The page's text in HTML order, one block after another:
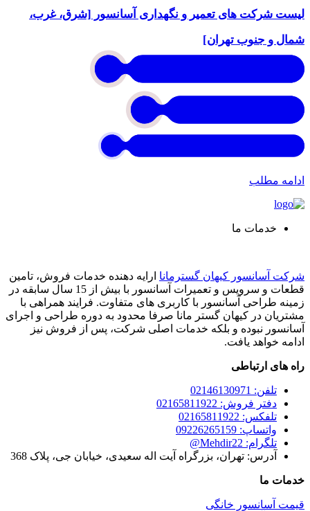
لیست شرکت های تعمیر و نگهداری آسانسور [شرق، غرب،
شمال و جنوب تهران]
ادامه مطلب
خدمات ما
شرکت آسانسور کیهان گسترمانا ارایه دهنده خدمات فروش، تامین
قطعات و سرویس و تعمیرات آسانسور با بیش از 15 سال سابقه در
زمینه طراحی آسانسور با کاربری های متفاوت. فرایند همراهی با
مشتریان در کیهان گستر مانا صرفا محدود به دوره طراحی و اجرای
آسانسور نبوده و بلکه خدمات اصلی شرکت، پس از فروش نیز
ادامه خواهد یافت.
راه های ارتباطی
تلفن: 02146130971
دفتر فروش: 02165811922
تلفکس: 02165811922
واتساپ: 09226265159
تلگرام: Mehdir22@
آدرس: تهران، بزرگراه آیت اله سعیدی، خیابان جی، پلاک 368
خدمات ما
قیمت آسانسور خانگی